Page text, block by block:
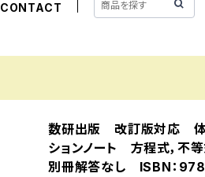
CONTACT
数研出版 改訂版対応
ションノート 方程式，
別冊解答なし ISBN：